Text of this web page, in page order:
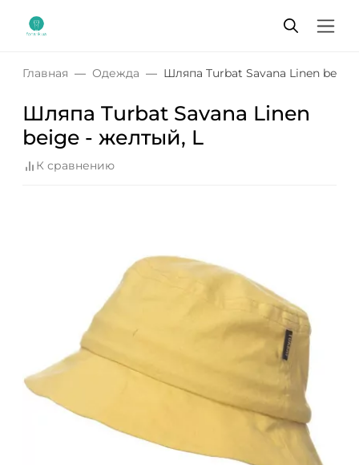
Главная Одежда Шляпа Turbat Savana Linen
Шляпа Turbat Savana Linen
beige - желтый, L
К сравнению